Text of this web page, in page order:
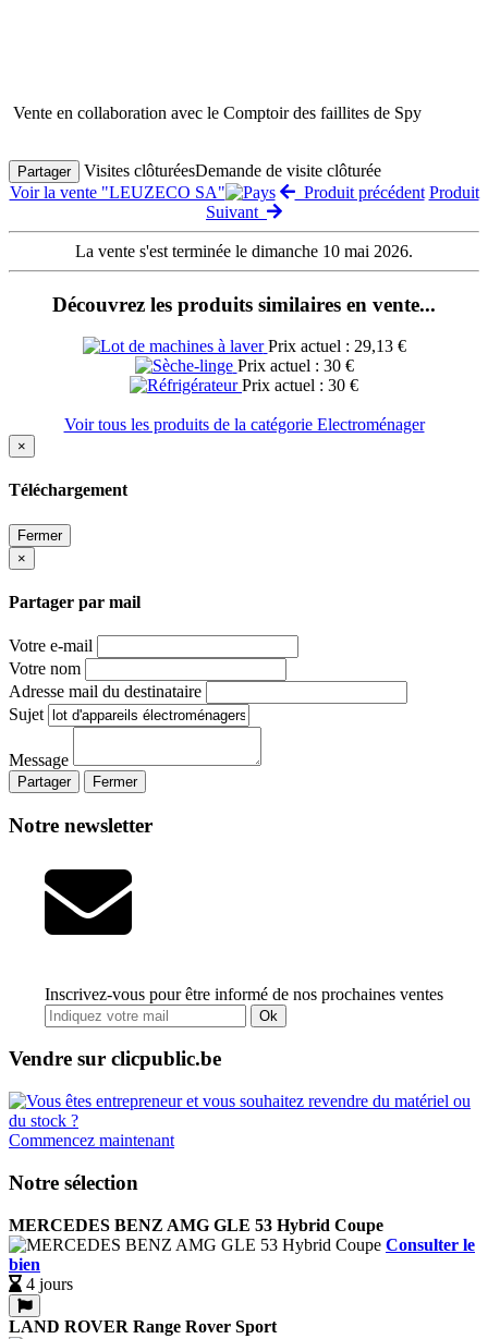
Vente en collaboration avec le Comptoir des faillites de Spy
Partager Visites clôturéesDemande de visite clôturée
Voir la vente "LEUZECO SA"
Produit précédent Produit
Suivant
La vente s'est terminée le dimanche 10 mai 2026.
Découvrez les produits similaires en vente...
Prix actuel : 29,13 €
Prix actuel : 30 €
Prix actuel : 30 €
Voir tous les produits de la catégorie Electroménager
×
Téléchargement
Fermer
×
Partager par mail
Votre e-mail
Votre nom
Adresse mail du destinataire
Sujet
Message
Partager Fermer
Notre newsletter
Inscrivez-vous pour être informé de nos prochaines ventes
Ok
Vendre sur clicpublic.be
Commencez maintenant
Notre sélection
MERCEDES BENZ AMG GLE 53 Hybrid Coupe
Consulter le
bien
4 jours
LAND ROVER Range Rover Sport